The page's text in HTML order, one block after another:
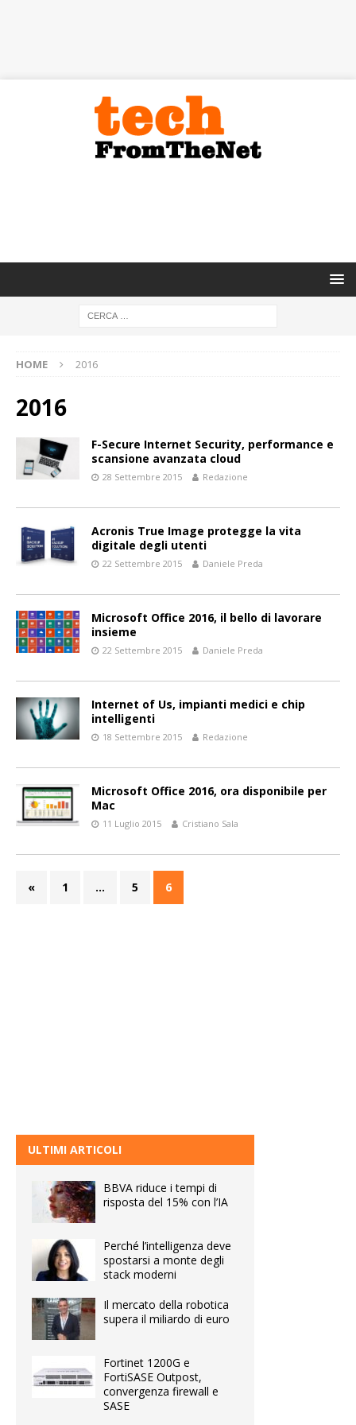
HOME 2016
2016
F-Secure Internet Security, performance e
scansione avanzata cloud
28 Settembre 2015 Redazione
Acronis True Image protegge la vita
digitale degli utenti
22 Settembre 2015 Daniele Preda
Microsoft Office 2016, il bello di lavorare
insieme
22 Settembre 2015 Daniele Preda
Internet of Us, impianti medici e chip
intelligenti
18 Settembre 2015 Redazione
Microsoft Office 2016, ora disponibile per
Mac
11 Luglio 2015 Cristiano Sala
« 1 … 5 6
ULTIMI ARTICOLI
BBVA riduce i tempi di
risposta del 15% con l’IA
Perché l’intelligenza deve
spostarsi a monte degli
stack moderni
Il mercato della robotica
supera il miliardo di euro
Fortinet 1200G e
FortiSASE Outpost,
convergenza firewall e
SASE